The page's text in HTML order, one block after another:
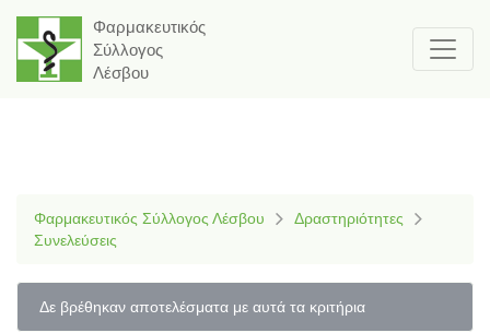
Φαρμακευτικός
Σύλλογος
Λέσβου
Φαρμακευτικός Σύλλογος Λέσβου
Δραστηριότητες
Συνελεύσεις
Δε βρέθηκαν αποτελέσματα με αυτά τα κριτήρια